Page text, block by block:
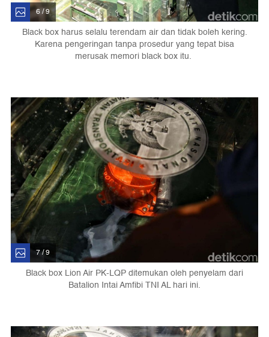
6 / 9
Black box harus selalu terendam air dan tidak boleh kering.
Karena pengeringan tanpa prosedur yang tepat bisa
merusak memori black box itu.
7 / 9
Black box Lion Air PK-LQP ditemukan oleh penyelam dari
Batalion Intai Amfibi TNI AL hari ini.